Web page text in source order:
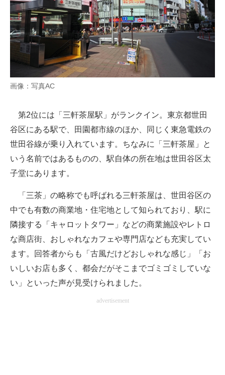
ちょっと気になるネットの話題
画像：写真AC
第2位には「三軒茶屋駅」がランクイン。東京都世田
谷区にある駅で、田園都市線のほか、同じく東急電鉄の
世田谷線が乗り入れています。ちなみに「三軒茶屋」と
いう名前ではあるものの、駅自体の所在地は世田谷区太
子堂にあります。
「三茶」の略称でも呼ばれる三軒茶屋は、世田谷区の
中でも有数の商業地・住宅地として知られており、駅に
隣接する「キャロットタワー」などの商業施設やレトロ
な商店街、おしゃれなカフェや専門店なども充実してい
ます。回答者からも「古風だけどおしゃれな感じ」「お
いしいお店も多く、都会だがそこまでゴミゴミしていな
い」といった声が見受けられました。
advertisement